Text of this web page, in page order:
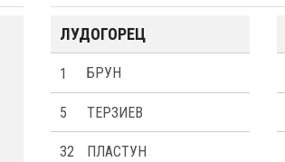
ЛУДОГОРЕЦ
1 БРУН
5 ТЕРЗИЕВ
32 ПЛАСТУН